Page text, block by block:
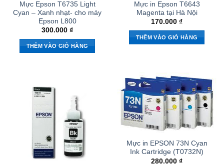
Mực Epson T6735 Light
Cyan – Xanh nhạt- cho máy
Epson L800
300.000 ₫
THÊM VÀO GIỎ HÀNG
Mực in Epson T6643
Magenta tại Hà Nội
170.000 ₫
THÊM VÀO GIỎ HÀNG
Mực in EPSON 73N Cyan
Ink Cartridge (T0732N)
280.000 ₫